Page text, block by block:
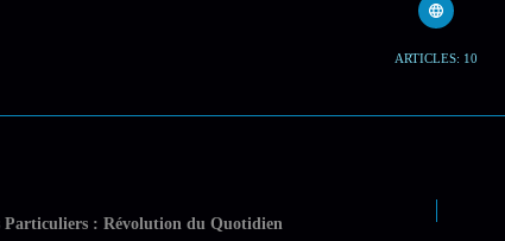
ARTICLES: 10
: Révolution du Quotidien